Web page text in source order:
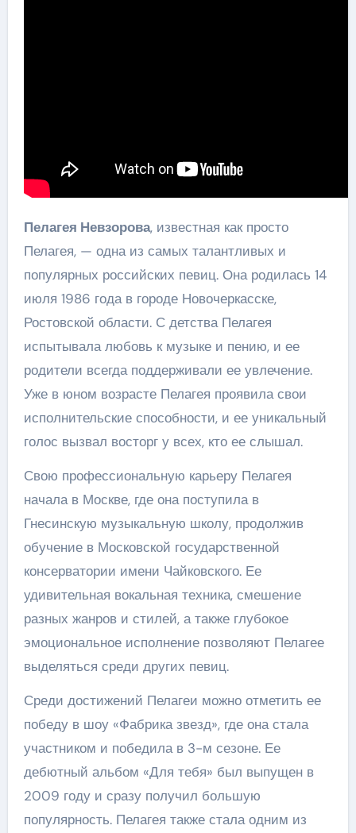
Пелагея Невзорова, известная как просто
Пелагея, — одна из самых талантливых и
популярных российских певиц. Она родилась 14
июля 1986 года в городе Новочеркасске,
Ростовской области. С детства Пелагея
испытывала любовь к музыке и пению, и ее
родители всегда поддерживали ее увлечение.
Уже в юном возрасте Пелагея проявила свои
исполнительские способности, и ее уникальный
голос вызвал восторг у всех, кто ее слышал.
Свою профессиональную карьеру Пелагея
начала в Москве, где она поступила в
Гнесинскую музыкальную школу, продолжив
обучение в Московской государственной
консерватории имени Чайковского. Ее
удивительная вокальная техника, смешение
разных жанров и стилей, а также глубокое
эмоциональное исполнение позволяют Пелагее
выделяться среди других певиц.
Среди достижений Пелагеи можно отметить ее
победу в шоу «Фабрика звезд», где она стала
участником и победила в 3-м сезоне. Ее
дебютный альбом «Для тебя» был выпущен в
2009 году и сразу получил большую
популярность. Пелагея также стала одним из